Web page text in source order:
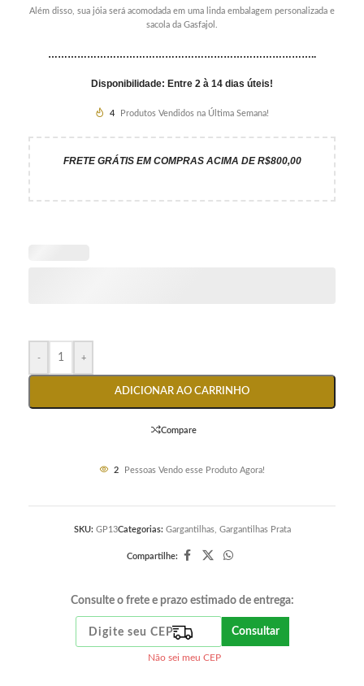
Além disso, sua jóia será acomodada em uma linda embalagem personalizada e
sacola da Gasfajol.
………………………………………………………………………..
Disponibilidade: Entre 2 à 14 dias úteis!
4 Produtos Vendidos na Última Semana!
FRETE GRÁTIS EM COMPRAS ACIMA DE R$800,00
- +
ADICIONAR AO CARRINHO
Compare
2 Pessoas Vendo esse Produto Agora!
SKU: GP13Categorias: Gargantilhas, Gargantilhas Prata
Compartilhe:
Consulte o frete e prazo estimado de entrega:
Consultar
Não sei meu CEP